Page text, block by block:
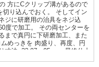
方にCクリップ溝があるので
切り込んでおく。 そしてイン
ジに研磨用の治具をネジ込
度で加工。 その両センターを
まで真円に下研磨加工、また
めっきを 肉盛り、再度、円
寸法φ32.97〜95mm. 最終仕上